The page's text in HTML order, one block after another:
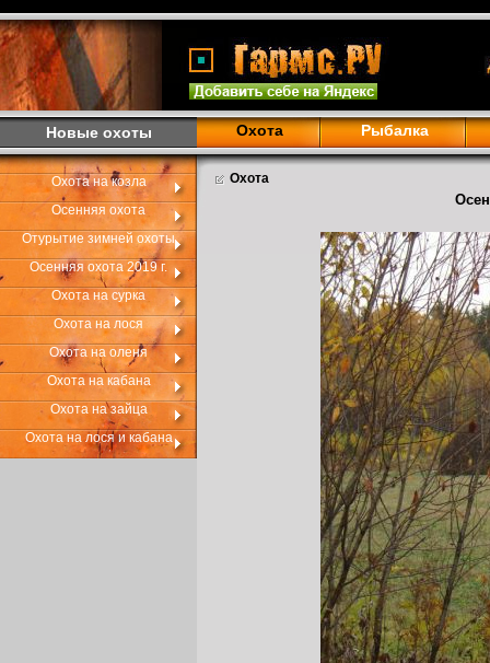
Новые охоты Охота Рыбалка
Охота на козла
Осенняя охота
Отурытие зимней охоты
Осенняя охота 2019 г.
Охота на сурка
Охота на лося
Охота на оленя
Охота на кабана
Охота на зайца
Охота на лося и кабана
Охота